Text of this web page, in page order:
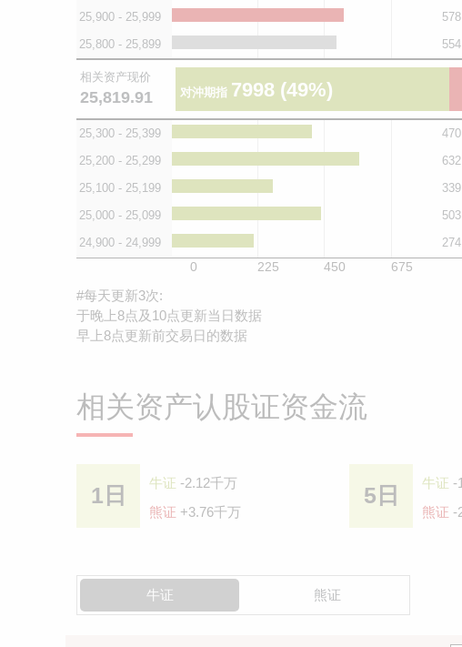
25,900 - 25,999
578
25,800 - 25,899
554
相关资产现价
25,819.91 对沖期指 7998 (49%)
25,300 - 25,399 470
25,200 - 25,299
632
25,100 - 25,199
339
25,000 - 25,099
503
24,900 - 24,999
274
0 225 450 675
#每天更新3次:
于晚上8点及10点更新当日数据
早上8点更新前交易日的数据
相关资产认股证资金流
1日 牛证 -2.12千万
熊证 +3.76千万
5日 牛证 -
熊证 -
牛证 熊证